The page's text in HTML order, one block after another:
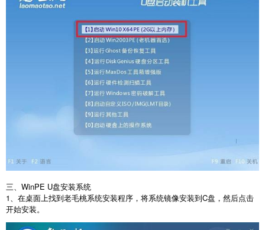
三、 WinPE U盘安装系统
1、在桌面上找到老毛桃系统安装程序，将系统镜像安装到C盘，然后点击
开始安装。